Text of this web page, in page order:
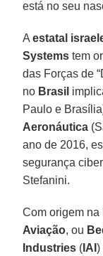
está no seu
Aestatal
Systems tem
das Forças de
no Brasil
Paulo e
Aeronáutica
ano de 2016,
segurança
Stefanini.
Com origem na
Aviação, ou
Industries ( IAI)